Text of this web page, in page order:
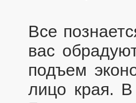
Все
вас
подъем
лицо края.